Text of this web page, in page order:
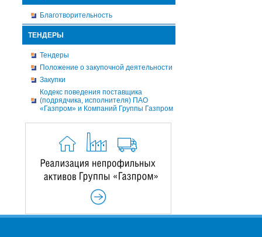
Благотворительность
ТЕНДЕРЫ
Тендеры
Положение о закупочной деятельности
Закупки
Кодекс поведения поставщика
(подрядчика, исполнителя) ПАО
«Газпром» и Компаний Группы Газпром